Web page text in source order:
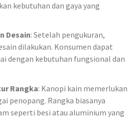
kebutuhan dan gaya yang
Desain: Setelah pengukuran,
dilakukan. Konsumen dapat
dengan kebutuhan fungsional dan
Rangka: Kanopi kain memerlukan
penopang. Rangka biasanya
seperti besi atau aluminium yang